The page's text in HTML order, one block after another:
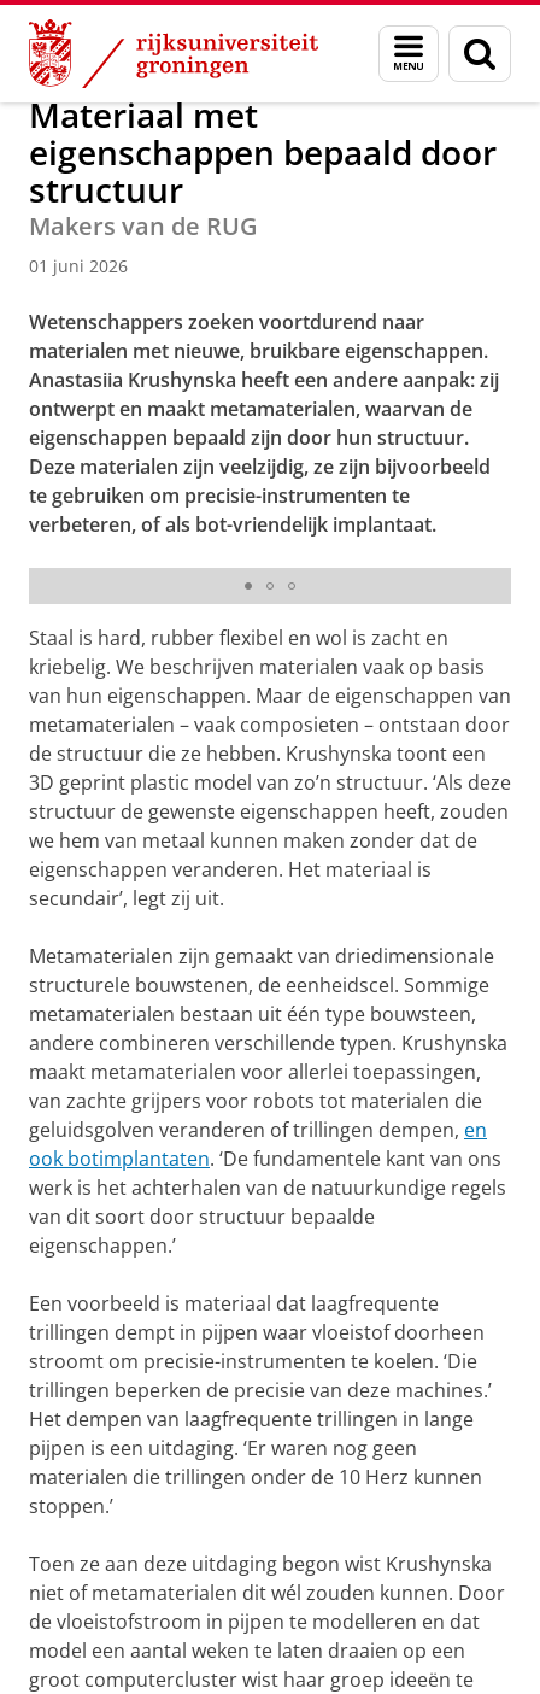
Skip
Content
Skip
Navigation
Menu
en
zoeken
Over ons Actueel Nieuws
Materiaal met
eigenschappen bepaald door
structuur
Makers van de RUG
01 juni 2026
Wetenschappers zoeken voortdurend naar
materialen met nieuwe, bruikbare eigenschappen.
Anastasiia Krushynska heeft een andere aanpak: zij
ontwerpt en maakt metamaterialen, waarvan de
eigenschappen bepaald zijn door hun structuur.
Deze materialen zijn veelzijdig, ze zijn bijvoorbeeld
te gebruiken om precisie-instrumenten te
verbeteren, of als bot-vriendelijk implantaat.
Staal is hard, rubber flexibel en wol is zacht en
kriebelig. We beschrijven materialen vaak op basis
van hun eigenschappen. Maar de eigenschappen van
metamaterialen – vaak composieten – ontstaan door
de structuur die ze hebben. Krushynska toont een
3D geprint plastic model van zo’n structuur. ‘Als deze
structuur de gewenste eigenschappen heeft, zouden
we hem van metaal kunnen maken zonder dat de
eigenschappen veranderen. Het materiaal is
secundair’, legt zij uit.
Metamaterialen zijn gemaakt van driedimensionale
structurele bouwstenen, de eenheidscel. Sommige
metamaterialen bestaan uit één type bouwsteen,
andere combineren verschillende typen. Krushynska
maakt metamaterialen voor allerlei toepassingen,
van zachte grijpers voor robots tot materialen die
geluidsgolven veranderen of trillingen dempen, en
ook botimplantaten. ‘De fundamentele kant van ons
werk is het achterhalen van de natuurkundige regels
van dit soort door structuur bepaalde
eigenschappen.’
Een voorbeeld is materiaal dat laagfrequente
trillingen dempt in pijpen waar vloeistof doorheen
stroomt om precisie-instrumenten te koelen. ‘Die
trillingen beperken de precisie van deze machines.’
Het dempen van laagfrequente trillingen in lange
pijpen is een uitdaging. ‘Er waren nog geen
materialen die trillingen onder de 10 Herz kunnen
stoppen.’
Toen ze aan deze uitdaging begon wist Krushynska
niet of metamaterialen dit wél zouden kunnen. Door
de vloeistofstroom in pijpen te modelleren en dat
model een aantal weken te laten draaien op een
groot computercluster wist haar groep ideeën te